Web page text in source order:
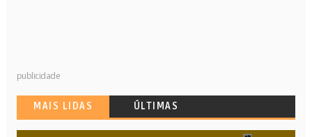
publicidade
MAIS LIDAS ÚLTIMAS